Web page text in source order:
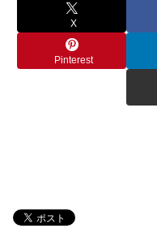
X
Pinterest